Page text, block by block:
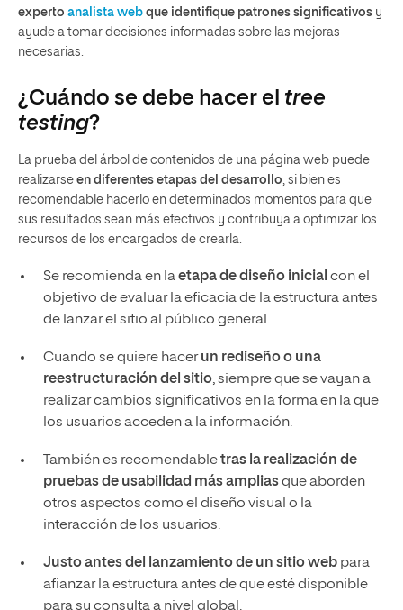
experto analista web que identifique patrones significativos y
ayude a tomar decisiones informadas sobre las mejoras
necesarias.
¿Cuándo se debe hacer el tree
testing?
La prueba del árbol de contenidos de una página web puede
realizarse en diferentes etapas del desarrollo, si bien es
recomendable hacerlo en determinados momentos para que
sus resultados sean más efectivos y contribuya a optimizar los
recursos de los encargados de crearla.
Se recomienda en laetapa de diseño inicial con el
objetivo de evaluar la eficacia de la estructura antes
de lanzar el sitio al público general.
Cuando se quiere hacerun rediseño o una
reestructuración del sitio, siempre que se vayan a
realizar cambios significativos en la forma en la que
los usuarios acceden a la información.
También es recomendabletras la realización de
pruebas de usabilidad más ampliasque aborden
otros aspectos como el diseño visual o la
interacción de los usuarios.
Justo antes del lanzamiento de un sitio webpara
afianzar la estructura antes de que esté disponible
para su consulta a nivel global.